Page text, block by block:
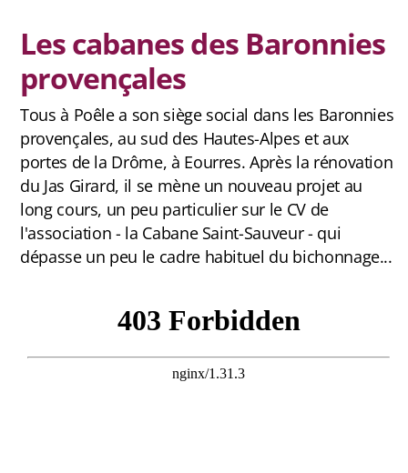
Les cabanes des Baronnies
provençales
Tous à Poêle a son siège social dans les Baronnies
provençales, au sud des Hautes-Alpes et aux
portes de la Drôme, à Eourres. Après la rénovation
du Jas Girard, il se mène un nouveau projet au
long cours, un peu particulier sur le CV de
l'association - la Cabane Saint-Sauveur - qui
dépasse un peu le cadre habituel du bichonnage...
Calendrier 2026
FAQ
Carte des cabanes
Bauges
Baronnies Provençales